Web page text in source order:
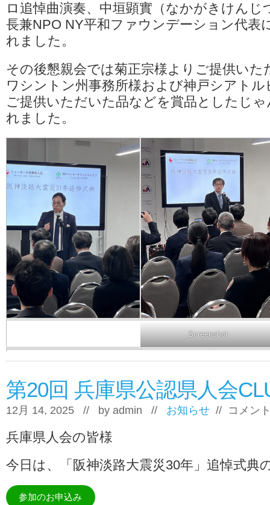
と
懇
親
は
ロ追悼曲演奏、中垣顕實（なかがきけんじ
長兼NPO NY平和ファウンデーション代表
れました。
その後懇親会では菊正宗様よりご提供いた
ワシントン州事務所様および神戸シアト
ご提供いただいた品などを賞品としたじ
れました。
Screenshot
第20回 兵庫県公認県人会
12月 14, 2025 // by admin // お知らせ //
第
20
県
公
コメン
兵庫県人会の皆様
今日は、「阪神淡路大震災30年」追悼式典
参加のお申込み